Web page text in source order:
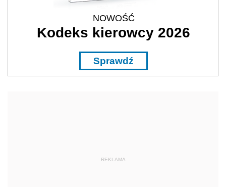
NOWOŚĆ
Kodeks kierowcy 2026
Sprawdź
REKLAMA